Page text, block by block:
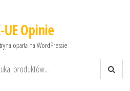
UE Opinie
oparta na WordPressie